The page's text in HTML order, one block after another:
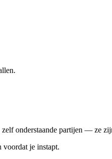
onderstaande partijen — ze
voordat je instapt.